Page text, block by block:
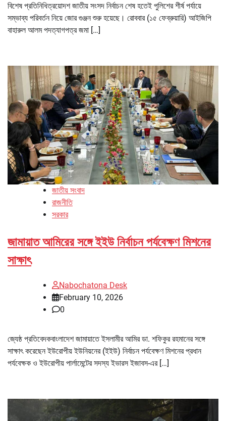
বিশেষ প্রতিনিধিত্রয়োদশ জাতীয় সংসদ নির্বাচন শেষ হতেই পুলিশের শীর্ষ পর্যায়ে
সম্ভাব্য পরিবর্তন নিয়ে জোর গুঞ্জন শুরু হয়েছে। রোববার (১৫ ফেব্রুয়ারি) আইজিপি
বাহারুল আলম পদত্যাগপত্র জমা […]
জাতীয় সংবাদ
রাজনীতি
সরকার
জামায়াত আমিরের সঙ্গে ইইউ নির্বাচন পর্যবেক্ষণ মিশনের
সাক্ষাৎ
Nabochatona Desk
February 10, 2026
0
জ্যেষ্ঠ প্রতিবেদকবাংলাদেশ জামায়াতে ইসলামীর আমির ডা. শফিকুর রহমানের সঙ্গে
সাক্ষাৎ করেছেন ইউরোপীয় ইউনিয়নের (ইইউ) নির্বাচন পর্যবেক্ষণ মিশনের প্রধান
পর্যবেক্ষক ও ইউরোপীয় পার্লামেন্টের সদস্য ইভারস ইজাবস-এর […]